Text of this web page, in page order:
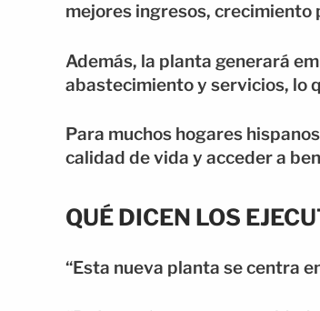
mejores ingresos,
Además, la planta generará
abastecimiento y servicios, lo
Para muchos hogares
calidad de vida y acceder a
QUÉ DICEN LOS
“Esta nueva planta se centra